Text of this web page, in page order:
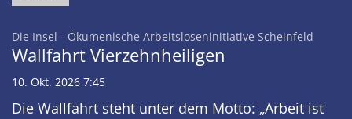
Die Insel - Ökumenische Arbeitsloseninitiative Scheinfeld
Wallfahrt Vierzehnheiligen
10. Okt. 2026 7:45
Die Wallfahrt steht unter dem Motto: „Arbeit ist